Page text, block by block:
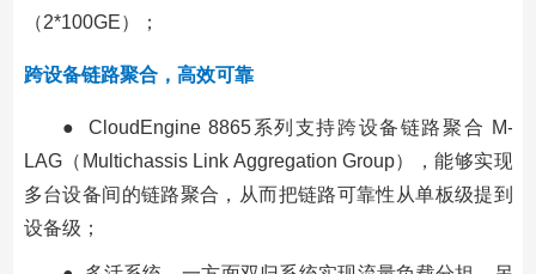
（2*100GE）；
跨设备链路聚合，高效可靠
● CloudEngine 8865系列支持跨设备链路聚合 M-
LAG（Multichassis Link Aggregation Group），能够实现
多台设备间的链路聚合，从而把链路可靠性从单板级提到
设备级；